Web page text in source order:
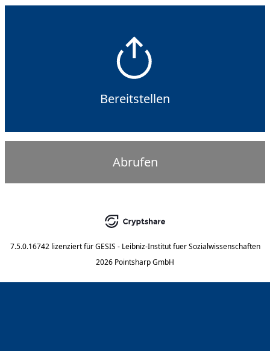
Bereitstellen
Abrufen
7.5.0.16742 lizenziert für GESIS - Leibniz-Institut fuer Sozialwissenschaften
2026 Pointsharp GmbH